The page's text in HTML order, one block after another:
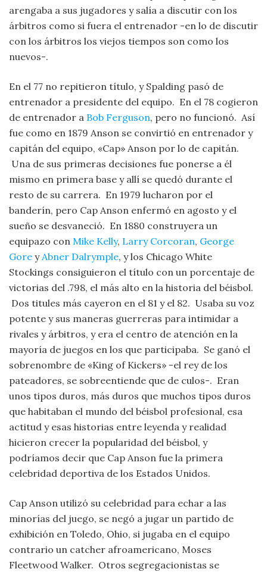
arengaba a sus jugadores y salía a discutir con los
árbitros como si fuera el entrenador -en lo de discutir
con los árbitros los viejos tiempos son como los
nuevos-.
En el 77 no repitieron título, y Spalding pasó de
entrenador a presidente del equipo. En el 78 cogieron
de entrenador a Bob Ferguson, pero no funcionó. Así
fue como en 1879 Anson se convirtió en entrenador y
capitán del equipo, «Cap» Anson por lo de capitán.
Una de sus primeras decisiones fue ponerse a él
mismo en primera base y allí se quedó durante el
resto de su carrera. En 1979 lucharon por el
banderín, pero Cap Anson enfermó en agosto y el
sueño se desvaneció. En 1880 construyera un
equipazo con Mike Kelly, Larry Corcoran, George
Gore yAbner Dalrymple, y los Chicago White
Stockings consiguieron el título con un porcentaje de
victorias del .798, el más alto en la historia del béisbol.
Dos titules más cayeron en el 81 y el 82. Usaba su voz
potente y sus maneras guerreras para intimidar a
rivales y árbitros, y era el centro de atención en la
mayoría de juegos en los que participaba. Se ganó el
sobrenombre de «King of Kickers» -el rey de los
pateadores, se sobreentiende que de culos-. Eran
unos tipos duros, más duros que muchos tipos duros
que habitaban el mundo del béisbol profesional, esa
actitud y esas historias entre leyenda y realidad
hicieron crecer la popularidad del béisbol, y
podríamos decir que Cap Anson fue la primera
celebridad deportiva de los Estados Unidos.
Cap Anson utilizó su celebridad para echar a las
minorías del juego, se negó a jugar un partido de
exhibición en Toledo, Ohio, si jugaba en el equipo
contrario un catcher afroamericano, Moses
Fleetwood Walker. Otros segregacionistas se